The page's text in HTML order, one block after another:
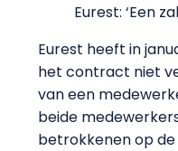
Eurest: ‘Een
Eurest heeft in
het contract niet
van een
beide
betrokkenen op